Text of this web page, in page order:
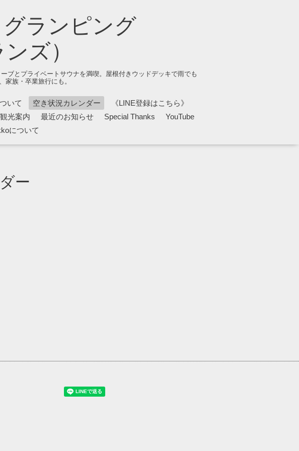
ランピング
ズ）
ブとプライベートサウナを満喫。屋根付きウッドデッキで雨でも
家族・卒業旅行にも。
いて 空き状況カレンダー
《LINE登録はこちら》
光案内 最近のお知らせ Special Thanks
YouTube
について
ー